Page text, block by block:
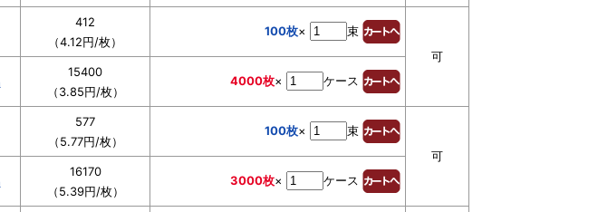
412
（4.12円/枚）
100枚×
束
可
15400
（3.85円/枚）
4000枚× ケース
577
（5.77円/枚）
100枚×
束
可
16170
（5.39円/枚）
3000枚× ケース